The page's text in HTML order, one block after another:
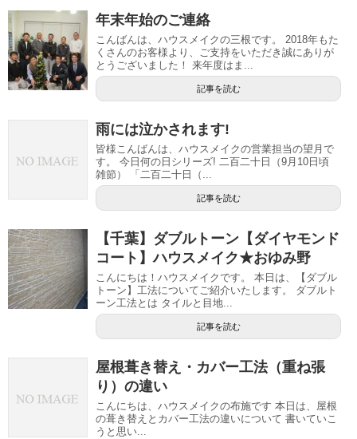
年末年始のご連絡
こんばんは、ハウスメイクの三根です。 2018年もた
くさんのお客様より、ご支持をいただき誠にありが
とうございました！ 来年度はま...
記事を読む
雨には泣かされます!
皆様こんばんは、ハウスメイクの営業担当の望月で
す。 今日何の日シリーズ! 二百二十日（9月10日頃
雑節） 「二百二十日（...
記事を読む
【千葉】ダブルトーン【ダイヤモンド
コート】ハウスメイク★おゆみ野
こんにちは！ハウスメイクです。 本日は、【ダブル
トーン】工法についてご紹介いたします。 ダブルト
ーン工法とは タイルと目地...
記事を読む
屋根葺き替え・カバー工法（重ね張
り）の違い
こんにちは、ハウスメイクの布施です 本日は、屋根
の葺き替えとカバー工法の違いについて 書いていこ
うと思い...